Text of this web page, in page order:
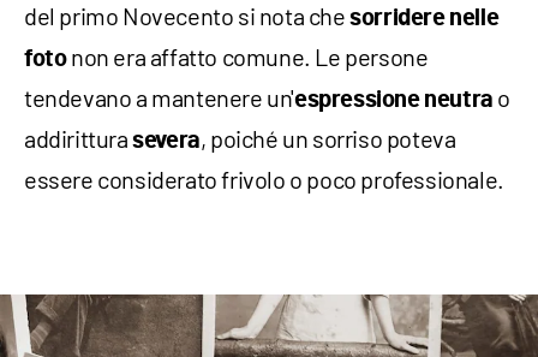
del primo Novecento si nota chesorridere nelle
fotonon era affatto comune. Le persone
tendevano a mantenere un'espressione neutra o
addiritturasevera, poiché un sorriso poteva
essere considerato frivolo o poco professionale.